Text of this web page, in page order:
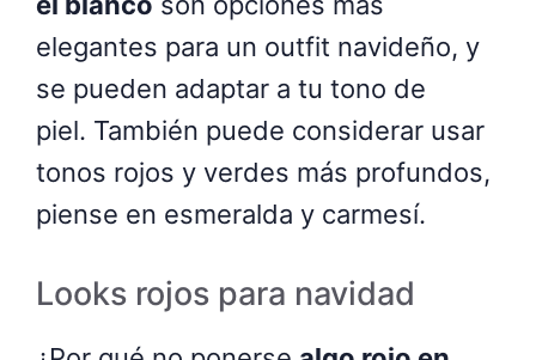
elegantes para un outfit navideño, y
se pueden adaptar a tu tono de
piel. También puede considerar usar
tonos rojos y verdes más profundos,
piense en esmeralda y carmesí.
Looks rojos para navidad